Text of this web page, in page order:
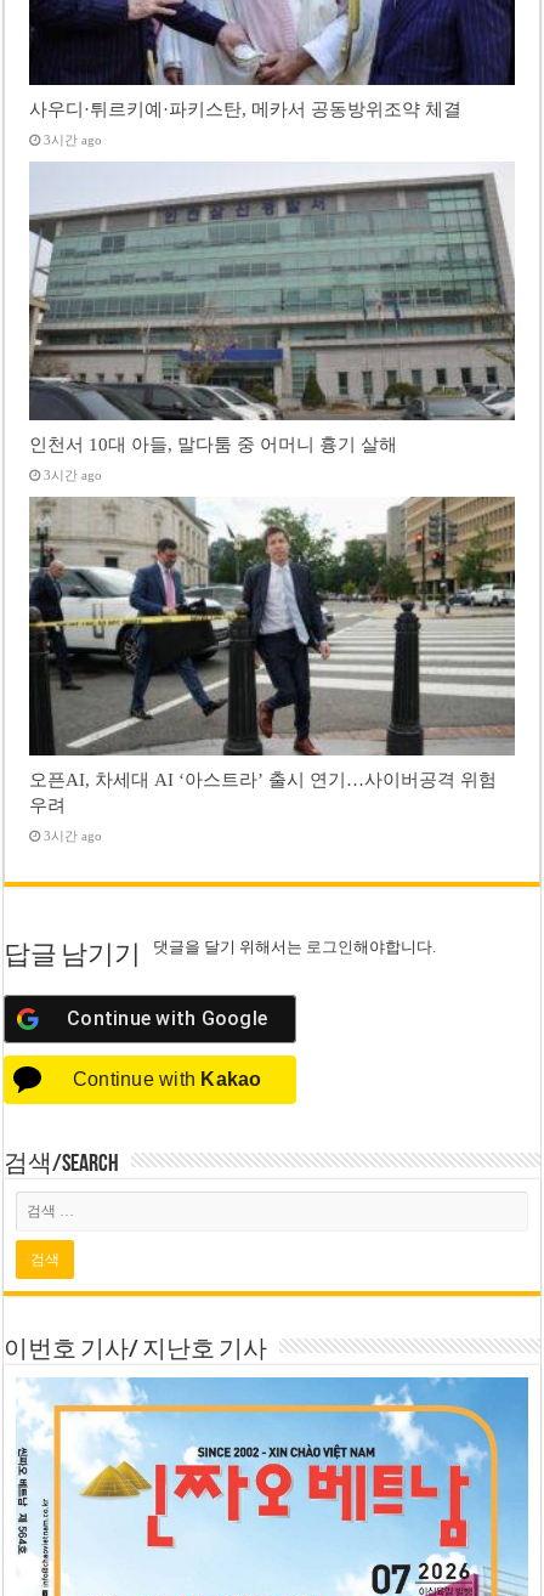
사우디·튀르키예·파키스탄, 메카서 공동방위조약 체결
3시간 ago
인천서 10대 아들, 말다툼 중 어머니 흉기 살해
3시간 ago
오픈AI, 차세대 AI ‘아스트라’ 출시 연기…사이버공격 위험
우려
3시간 ago
답글 남기기 댓글을 달기 위해서는 로그인해야합니다.
Continue with Google
Continue with Kakao
검색/Search
이번호 기사/ 지난호 기사